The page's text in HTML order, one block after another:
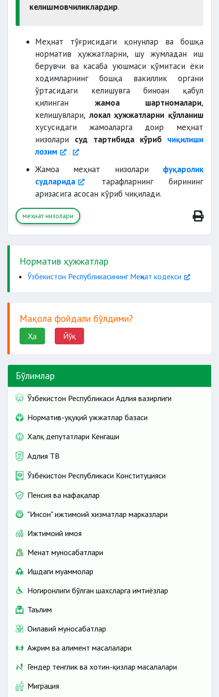
келишмовчиликлардир.
Меҳнат тўғрисидаги қонунлар ва бошқа
норматив ҳужжатларни, шу жумладан иш
берувчи ва касаба уюшмаси қўмитаси ёки
ходимларнинг бошқа вакиллик органи
ўртасидаги келишувга биноан қабул
қилинган жамоа шартномалари,
келишувлари,локал ҳужжатларни қўлланиш
хусусидаги жамоаларга доир меҳнат
низолари суд тартибида кўриб чиқилиши
лозим
.
Жамоа меҳнат низолари фуқаролик
судларида
тарафларнинг бирининг
аризасига асосан кўриб чиқилади.
меҳнат низолари
Норматив ҳужжатлар
Ўзбекистон Республикасининг Меҳнат кодекси
Мақола фойдали бўлдими?
Ҳа Йўқ
Бўлимлар
Ўзбекистон Республикаси Адлия вазирлиги
Норматив-ҳуқуқий ҳужжатлар базаси
Халқ депутатлари Кенгаши
Адлия ТВ
Ўзбекистон Республикаси Конституцияси
Пенсия ва нафақалар
"Инсон" ижтимоий хизматлар марказлари
Ижтимоий ҳимоя
Меҳнат муносабатлари
Ишдаги муаммолар
Ногиронлиги бўлган шахсларга имтиёзлар
Таълим
Оилавий муносабатлар
Ажрим ва алимент масалалари
Гендер тенглик ва хотин-қизлар масалалари
Миграция